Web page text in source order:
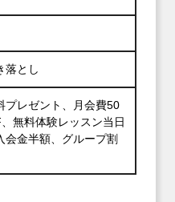
落とし
プレゼント、月会費50
無料体験レッスン当日
会金半額、グループ割